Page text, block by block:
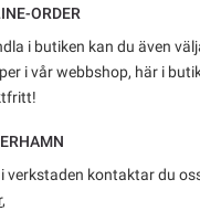
ORDER
i butiken kan du även
i vår webbshop, här i
verkstaden kontaktar du
,